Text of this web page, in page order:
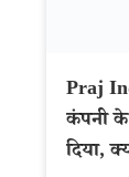
Praj
कंपनी के शेयर ने 11,795 फीसदी रिटर्न
दिया,